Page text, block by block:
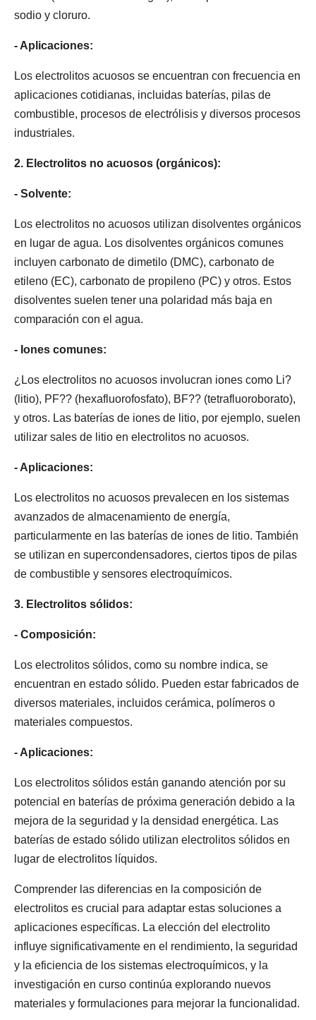
sodio y cloruro.
- Aplicaciones:
Los electrolitos acuosos se encuentran con frecuencia en
aplicaciones cotidianas, incluidas baterías, pilas de
combustible, procesos de electrólisis y diversos procesos
industriales.
2. Electrolitos no acuosos (orgánicos):
- Solvente:
Los electrolitos no acuosos utilizan disolventes orgánicos
en lugar de agua. Los disolventes orgánicos comunes
incluyen carbonato de dimetilo (DMC), carbonato de
etileno (EC), carbonato de propileno (PC) y otros. Estos
disolventes suelen tener una polaridad más baja en
comparación con el agua.
- Iones comunes:
¿Los electrolitos no acuosos involucran iones como Li?
(litio), PF?? (hexafluorofosfato), BF?? (tetrafluoroborato),
y otros. Las baterías de iones de litio, por ejemplo, suelen
utilizar sales de litio en electrolitos no acuosos.
- Aplicaciones:
Los electrolitos no acuosos prevalecen en los sistemas
avanzados de almacenamiento de energía,
particularmente en las baterías de iones de litio. También
se utilizan en supercondensadores, ciertos tipos de pilas
de combustible y sensores electroquímicos.
3. Electrolitos sólidos:
- Composición:
Los electrolitos sólidos, como su nombre indica, se
encuentran en estado sólido. Pueden estar fabricados de
diversos materiales, incluidos cerámica, polímeros o
materiales compuestos.
- Aplicaciones:
Los electrolitos sólidos están ganando atención por su
potencial en baterías de próxima generación debido a la
mejora de la seguridad y la densidad energética. Las
baterías de estado sólido utilizan electrolitos sólidos en
lugar de electrolitos líquidos.
Comprender las diferencias en la composición de
electrolitos es crucial para adaptar estas soluciones a
aplicaciones específicas. La elección del electrolito
influye significativamente en el rendimiento, la seguridad
y la eficiencia de los sistemas electroquímicos, y la
investigación en curso continúa explorando nuevos
materiales y formulaciones para mejorar la funcionalidad.